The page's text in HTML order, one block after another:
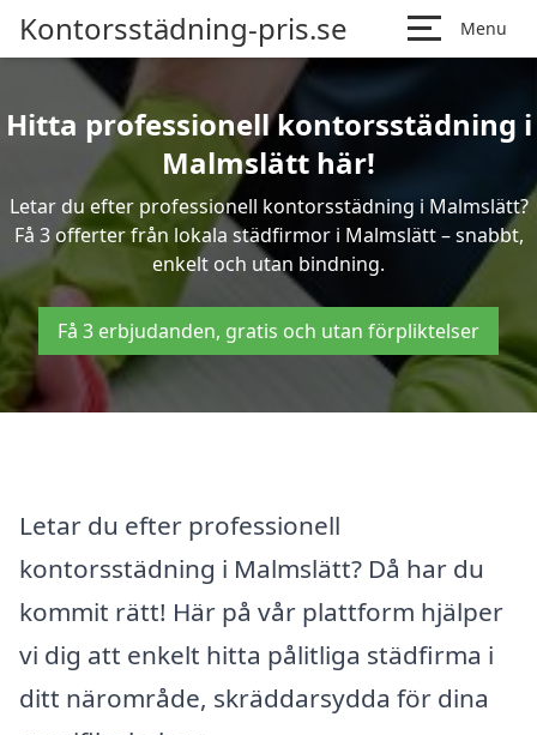
Kontorsstädning-pris.se Menu
Hitta professionell kontorsstädning i
Malmslätt här!
Letar du efter professionell kontorsstädning i Malmslätt?
Få 3 offerter från lokala städfirmor i Malmslätt – snabbt,
enkelt och utan bindning.
Få 3 erbjudanden, gratis och utan förpliktelser
Letar du efter professionell
kontorsstädning i Malmslätt? Då har du
kommit rätt! Här på vår plattform hjälper
vi dig att enkelt hitta pålitliga städfirma i
ditt närområde, skräddarsydda för dina